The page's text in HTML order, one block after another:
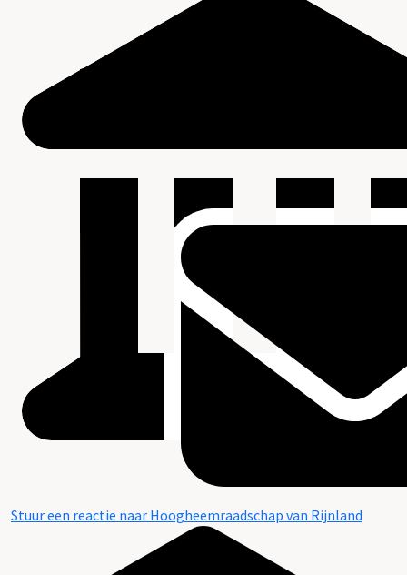
Stuur een reactie naar Hoogheemraadschap van Rijnland